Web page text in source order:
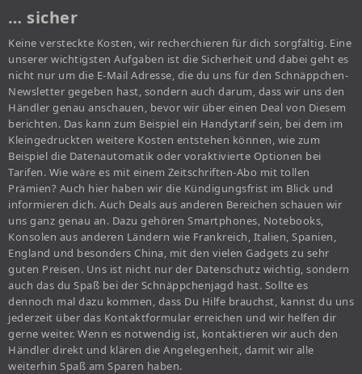
… sicher
Keine versteckte Kosten, wir recherchieren für dich sorgfältig. Eine
unserer wichtigsten Aufgaben ist die Sicherheit und dabei geht es
nicht nur um die E-Mail Adresse, die du uns für den Schnäppchen-
Newsletter gegeben hast, sondern auch darum, dass wir uns den
Händler genau anschauen, bevor wir über einen Deal von Diesem
berichten. Das kann zum Beispiel ein Handytarif sein, bei dem im
Kleingedruckten weitere Kosten entstehen können, wie zum
Beispiel die Datenautomatik oder voraktivierte Optionen bei
Tarifen. Wie wäre es mit einem Zeitschriften-Abo mit tollen
Prämien? Auch hier haben wir die Kündigungsfrist im Blick und
informieren dich. Auch Deals aus anderen Bereichen schauen wir
uns ganz genau an. Dazu gehören Smartphones, Notebooks,
Konsolen aus anderen Ländern wie Frankreich, Italien, Spanien,
England und besonders China, mit den vielen Gadgets zu sehr
guten Preisen. Uns ist nicht nur der Datenschutz wichtig, sondern
auch das du Spaß bei der Schnäppchenjagd hast. Sollte es
dennoch mal dazu kommen, dass Du Hilfe brauchst, kannst du uns
jederzeit über das Kontaktformular erreichen und wir helfen dir
gerne weiter. Wenn es notwendig ist, kontaktieren wir auch den
Händler direkt und klären die Angelegenheit, damit wir alle
weiterhin Spaß am Sparen haben.